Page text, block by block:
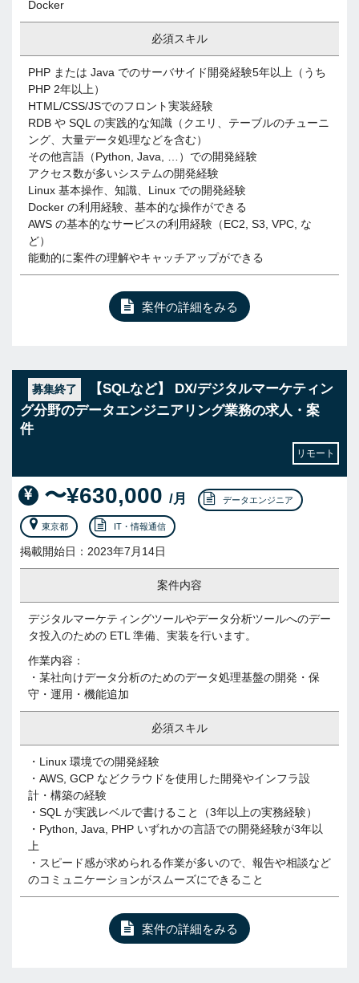
Docker
必須スキル
PHP または Java でのサーバサイド開発経験5年以上（うち
PHP 2年以上）
HTML/CSS/JSでのフロント実装経験
RDB や SQL の実践的な知識（クエリ、テーブルのチューニ
ング、大量データ処理などを含む）
その他言語（Python, Java, …）での開発経験
アクセス数が多いシステムの開発経験
Linux 基本操作、知識、Linux での開発経験
Docker の利用経験、基本的な操作ができる
AWS の基本的なサービスの利用経験（EC2, S3, VPC, な
ど）
能動的に案件の理解やキャッチアップができる
案件の詳細をみる
募集終了
【SQLなど】 DX/デジタルマーケティン
グ分野のデータエンジニアリング業務の求人・案
件
リモート
〜¥630,000 /月 データエンジニア
東京都 IT・情報通信
掲載開始日：2023年7月14日
案件内容
デジタルマーケティングツールやデータ分析ツールへのデー
タ投入のための ETL 準備、実装を行います。
作業内容：
・某社向けデータ分析のためのデータ処理基盤の開発・保
守・運用・機能追加
必須スキル
・Linux 環境での開発経験
・AWS, GCP などクラウドを使用した開発やインフラ設
計・構築の経験
・SQL が実践レベルで書けること（3年以上の実務経験）
・Python, Java, PHP いずれかの言語での開発経験が3年以
上
・スピード感が求められる作業が多いので、報告や相談など
のコミュニケーションがスムーズにできること
案件の詳細をみる